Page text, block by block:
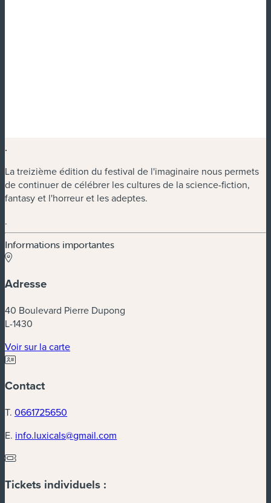
.
La treizième édition du festival de l'imaginaire nous permets
de continuer de célébrer les cultures de la science-fiction,
fantasy et l'horreur et les adeptes.
.
Informations importantes
Adresse
40 Boulevard Pierre Dupong
L-1430
Voir sur la carte(nouvelle fenêtre)
Contact
T. 0661725650
E. info.luxicals@gmail.com
Tickets individuels :